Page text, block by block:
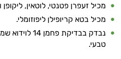
מכיל זעפרן פטנטי, לוטאין, ליקופן
מכיל בטא קריופילן ליפוזומלי.
נבדק בבדיקת
טבעי.